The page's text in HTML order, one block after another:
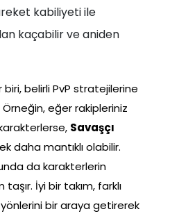
kabiliyeti ile
kaçabilir ve aniden
belirli PvP stratejilerine
Örneğin, eğer rakipleriniz
Savaşçı
daha mantıklı olabilir.
da karakterlerin
İyi bir takım, farklı
bir araya getirerek